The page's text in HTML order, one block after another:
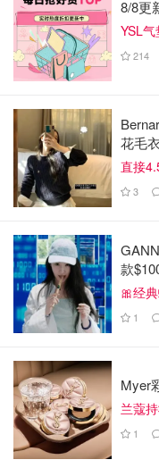
$24.97
No. 2 飞利浦电动牙
Toothbrush）
牙齿矫正期间，牙缝
使用电动牙刷可以比
结石的生成，减少牙
善牙龈的健康状况。
8/8更
YSL
214
花毛
直接
3
款
🎀经
1
Myer
兰蔻
1